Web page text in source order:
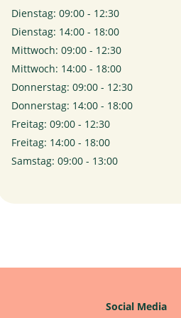
Dienstag: 09:00 - 12:30
Dienstag: 14:00 - 18:00
Mittwoch: 09:00 - 12:30
Mittwoch: 14:00 - 18:00
Donnerstag: 09:00 - 12:30
Donnerstag: 14:00 - 18:00
Freitag: 09:00 - 12:30
Freitag: 14:00 - 18:00
Samstag: 09:00 - 13:00
Social Media